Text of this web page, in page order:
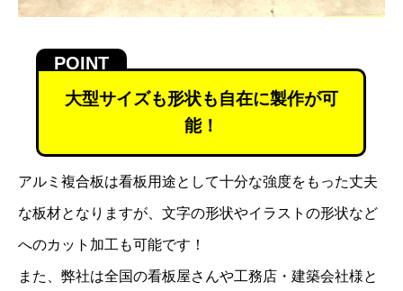
大型サイズも形状も自在に製作が可
能！
アルミ複合板は看板用途として十分な強度をもった丈夫
な板材となりますが、文字の形状やイラストの形状など
へのカット加工も可能です！
また、弊社は全国の看板屋さんや工務店・建築会社様と